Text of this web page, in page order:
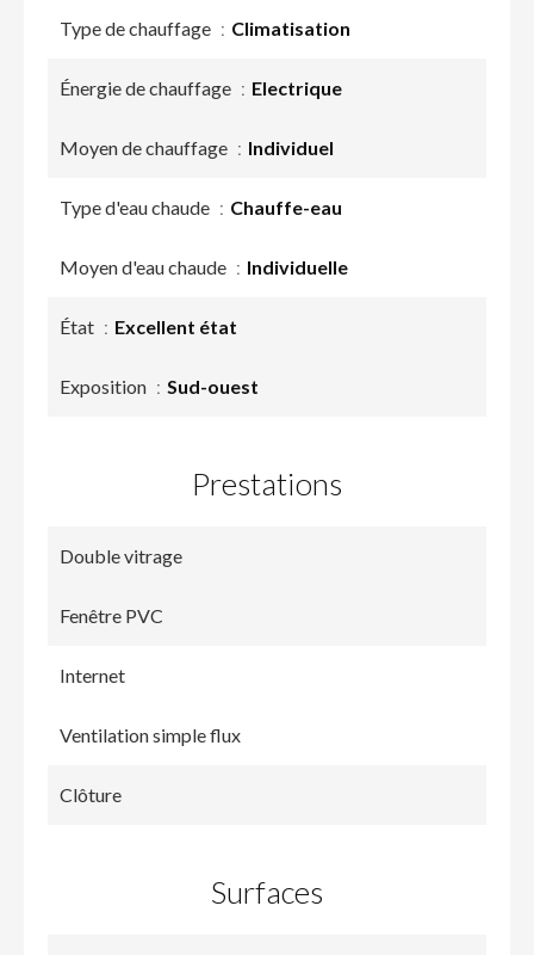
Type de chauffage Climatisation
Énergie de chauffage Electrique
Moyen de chauffage Individuel
Type d'eau chaude Chauffe-eau
Moyen d'eau chaude Individuelle
État Excellent état
Exposition Sud-ouest
Prestations
Double vitrage
Fenêtre PVC
Internet
Ventilation simple flux
Clôture
Surfaces